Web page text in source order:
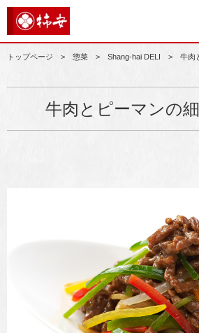
トップページ 惣菜 Shang-hai DELI 牛肉
牛肉とピーマンの